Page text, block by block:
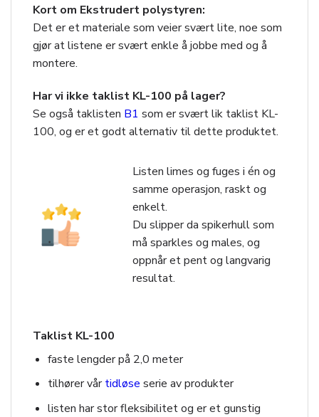
Kort om Ekstrudert polystyren:
Det er et materiale som veier svært lite, noe som
gjør at listene er svært enkle å jobbe med og å
montere.
Har vi ikke taklist KL-100 på lager?
Se også taklisten B1 som er svært lik taklist KL-
100, og er et godt alternativ til dette produktet.
Listen limes og fuges i én og
samme operasjon, raskt og
enkelt.
Du slipper da spikerhull som
må sparkles og males, og
oppnår et pent og langvarig
resultat.
Taklist KL-100
faste lengder på 2,0 meter
tilhører vårtidløse serie av produkter
listen har stor fleksibilitet og er et gunstig